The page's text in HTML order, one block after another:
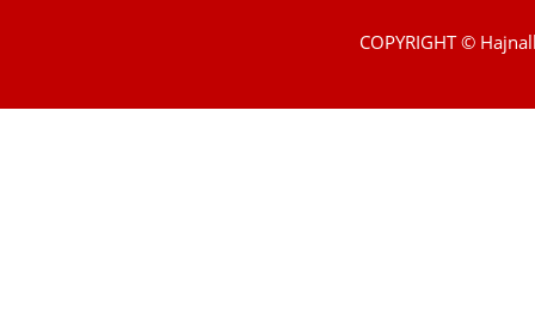
COPYRIGHT ©